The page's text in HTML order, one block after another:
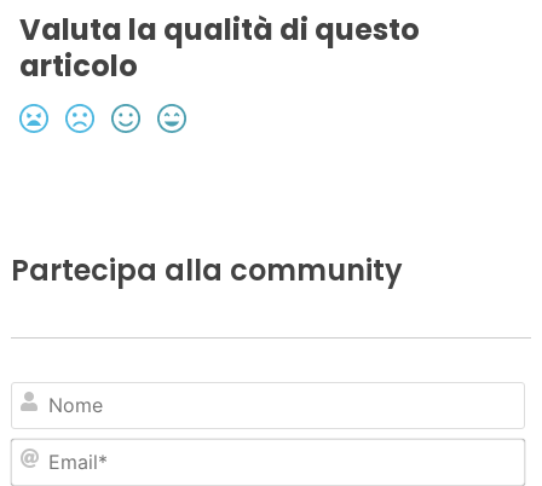
Valuta la qualità di questo
articolo
Partecipa alla community